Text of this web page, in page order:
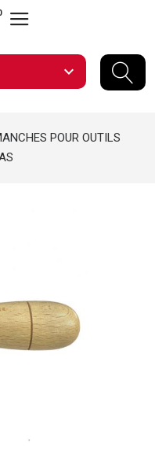
expand_more
POUR OUTILS